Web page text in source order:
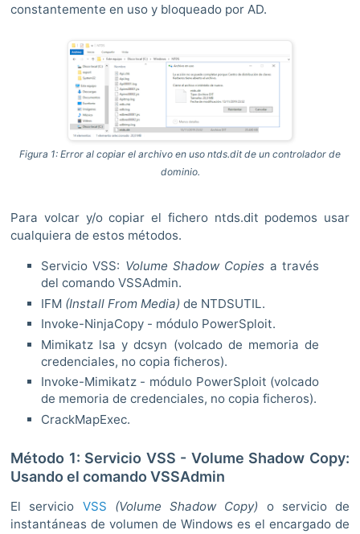
constantemente en uso y bloqueado por AD.
Figura 1: Error al copiar el archivo en uso ntds.dit de un controlador de
dominio.
Para volcar y/o copiar el fichero ntds.dit podemos usar
cualquiera de estos métodos.
Servicio VSS: Volume Shadow Copies a través
del comando VSSAdmin.
IFM (Install From Media) de NTDSUTIL.
Invoke-NinjaCopy - módulo PowerSploit.
Mimikatz lsa y dcsyn (volcado de memoria de
credenciales, no copia ficheros).
Invoke-Mimikatz - módulo PowerSploit (volcado
de memoria de credenciales, no copia ficheros).
CrackMapExec.
Método 1: Servicio VSS - Volume Shadow Copy:
Usando el comando VSSAdmin
El servicio VSS (Volume Shadow Copy) o servicio de
instantáneas de volumen de Windows es el encargado de